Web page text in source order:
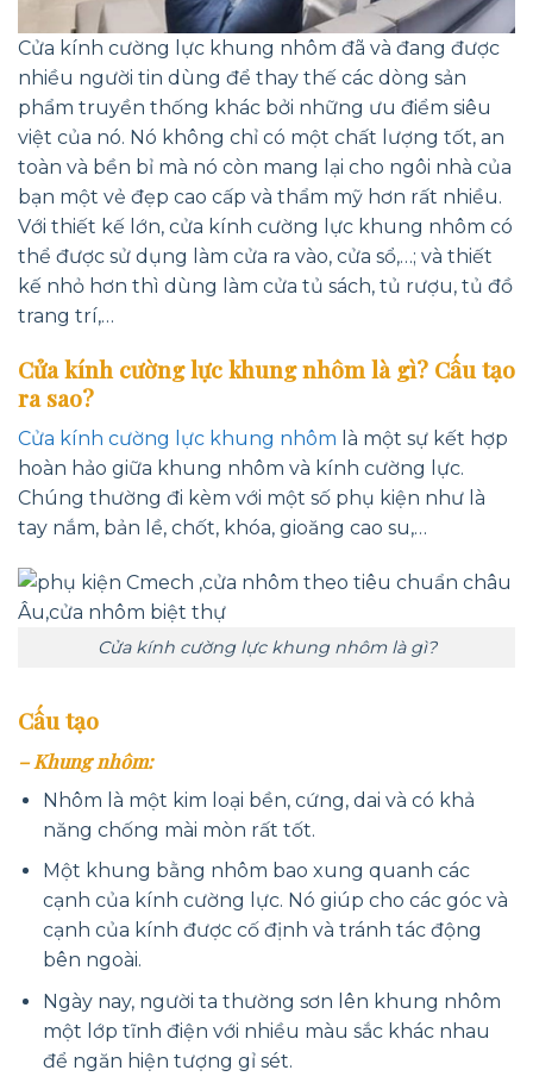
Cửa kính cường lực khung nhôm đã và đang được
nhiều người tin dùng để thay thế các dòng sản
phẩm truyền thống khác bởi những ưu điểm siêu
việt của nó. Nó không chỉ có một chất lượng tốt, an
toàn và bền bỉ mà nó còn mang lại cho ngôi nhà của
bạn một vẻ đẹp cao cấp và thẩm mỹ hơn rất nhiều.
Với thiết kế lớn, cửa kính cường lực khung nhôm có
thể được sử dụng làm cửa ra vào, cửa sổ,…; và thiết
kế nhỏ hơn thì dùng làm cửa tủ sách, tủ rượu, tủ đồ
trang trí,…
Cửa kính cường lực khung nhôm là gì? Cấu tạo
ra sao?
Cửa kính cường lực khung nhôm là một sự kết hợp
hoàn hảo giữa khung nhôm và kính cường lực.
Chúng thường đi kèm với một số phụ kiện như là
tay nắm, bản lề, chốt, khóa, gioăng cao su,…
Cửa kính cường lực khung nhôm là gì?
Cấu tạo
– Khung nhôm:
Nhôm là một kim loại bền, cứng, dai và có khả
năng chống mài mòn rất tốt.
Một khung bằng nhôm bao xung quanh các
cạnh của kính cường lực. Nó giúp cho các góc và
cạnh của kính được cố định và tránh tác động
bên ngoài.
Ngày nay, người ta thường sơn lên khung nhôm
một lớp tĩnh điện với nhiều màu sắc khác nhau
để ngăn hiện tượng gỉ sét.